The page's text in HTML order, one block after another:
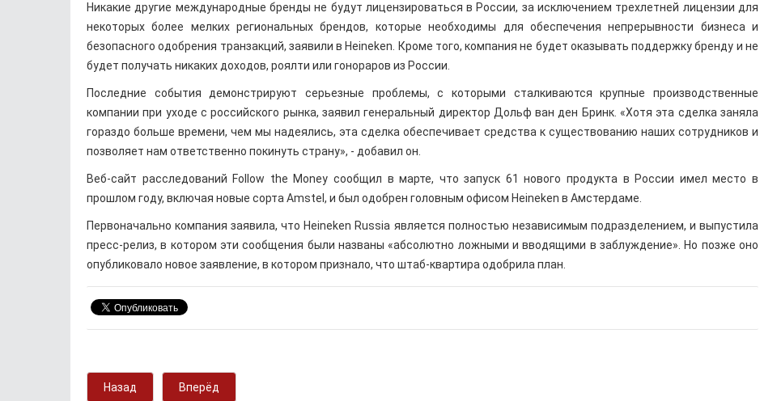
Никакие другие международные бренды не будут лицензироваться в России, за исключением трехлетней лицензии для
некоторых более мелких региональных брендов, которые необходимы для обеспечения непрерывности бизнеса и
безопасного одобрения транзакций, заявили в Heineken. Кроме того, компания не будет оказывать поддержку бренду и не
будет получать никаких доходов, роялти или гонораров из России.
Последние события демонстрируют серьезные проблемы, с которыми сталкиваются крупные производственные
компании при уходе с российского рынка, заявил генеральный директор Дольф ван ден Бринк. «Хотя эта сделка заняла
гораздо больше времени, чем мы надеялись, эта сделка обеспечивает средства к существованию наших сотрудников и
позволяет нам ответственно покинуть страну», - добавил он.
Веб-сайт расследований Follow the Money сообщил в марте, что запуск 61 нового продукта в России имел место в
прошлом году, включая новые сорта Amstel, и был одобрен головным офисом Heineken в Амстердаме.
Первоначально компания заявила, что Heineken Russia является полностью независимым подразделением, и выпустила
пресс-релиз, в котором эти сообщения были названы «абсолютно ложными и вводящими в заблуждение». Но позже оно
опубликовало новое заявление, в котором признало, что штаб-квартира одобрила план.
Назад Вперёд